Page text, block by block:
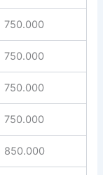
750.000
750.000
750.000
750.000
850.000